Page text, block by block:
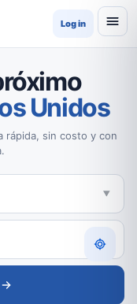
Log in
Unidos
rápida, sin costo y con